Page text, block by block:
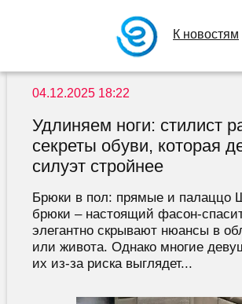
К новостям
04.12.2025 18:22
Удлиняем ноги: стилист
секреты обуви, которая
силуэт стройнее
Брюки в пол: прямые и палаццо
брюки – настоящий фасон-
элегантно скрывают нюансы в
или живота. Однако многие
их из-за риска выглядет...